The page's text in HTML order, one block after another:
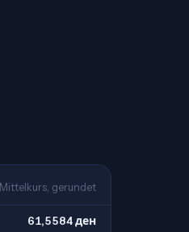
Mittelkurs, gerundet
61,5584 ден